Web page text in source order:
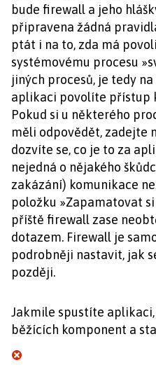
bude firewall a jeho
připravena žádná
ptát i na to, zda má
systémovému procesu
jiných procesů, je tedy
aplikaci povolíte přístup
Pokud si u některého
měli odpovědět, zadejte
dozvíte se, co je to za
nejedná o nějakého
zakázání) komunikace
položku »Zapamatovat
příště firewall zase
dotazem. Firewall je
podrobněji nastavit, jak
později.
Jakmile spustíte
běžících komponent a